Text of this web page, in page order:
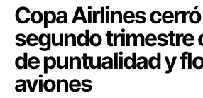
Copa Airlines
segundo trimestre
de puntualidad y
aviones